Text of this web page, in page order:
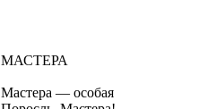
МАСТЕРА
Мастера — особая